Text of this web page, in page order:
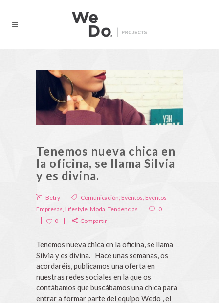
Tenemos nueva chica en
la oficina, se llama Silvia
y es divina.
Betry Comunicación Eventos Eventos
Empresas Lifestyle Moda Tendencias
0
0
Compartir
Tenemos nueva chica en la oficina, se llama
Silvia y es divina. Hace unas semanas, os
acordaréis, publicamos una oferta en
nuestras redes sociales en la que os
contábamos que buscábamos una chica para
entrar a formar parte del equipo Wedo , el